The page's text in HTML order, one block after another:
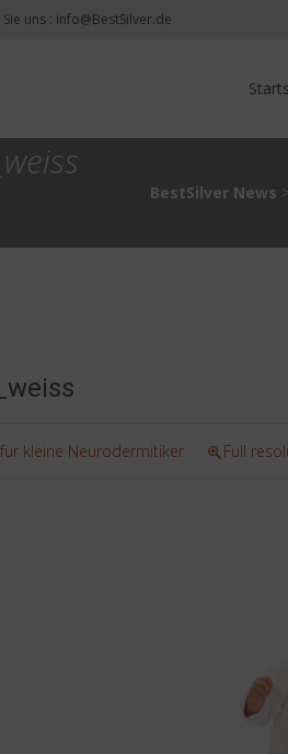
uns : info@BestSilver.de
BestSilver News >
kleine Neurodermitiker Full